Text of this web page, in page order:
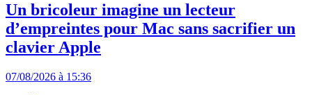
Un bricoleur imagine un lecteur
d’empreintes pour Mac sans sacrifier un
clavier Apple
07/08/2026 à 15:36